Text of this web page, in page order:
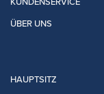
ÜBER UNS
HAUPTSITZ